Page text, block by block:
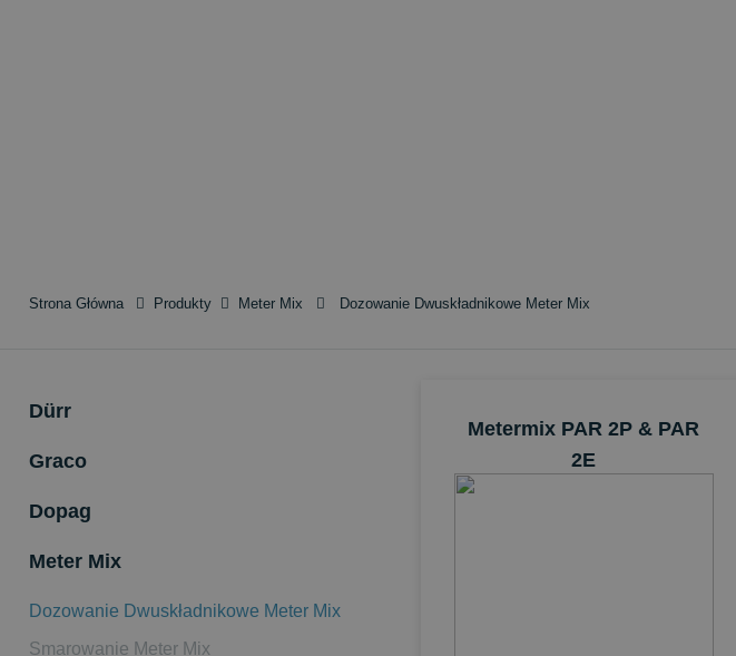
Strona Główna Produkty Meter Mix Dozowanie Dwuskładnikowe Meter Mix
Dürr
Graco
Dopag
Meter Mix
Dozowanie Dwuskładnikowe Meter Mix
Smarowanie Meter Mix
Metermix PAR 2P & PAR
2E